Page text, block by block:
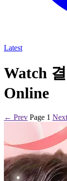
Latest
Watch
Online
← Prev Page 1